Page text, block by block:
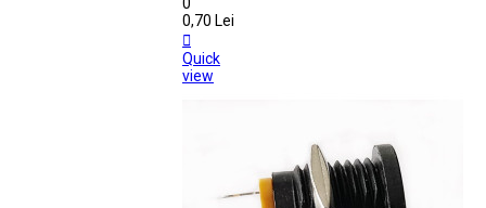
0,70 Lei

Quick
view